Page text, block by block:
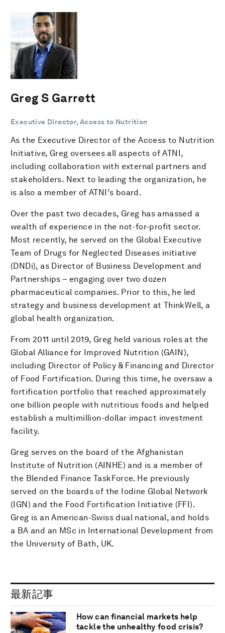
Greg S Garrett
Executive Director, Access to Nutrition
As the Executive Director of the Access to Nutrition
Initiative, Greg oversees all aspects of ATNI,
including collaboration with external partners and
stakeholders. Next to leading the organization, he
is also a member of ATNI's board.
Over the past two decades, Greg has amassed a
wealth of experience in the not-for-profit sector.
Most recently, he served on the Global Executive
Team of Drugs for Neglected Diseases initiative
(DNDi), as Director of Business Development and
Partnerships – engaging over two dozen
pharmaceutical companies. Prior to this, he led
strategy and business development at ThinkWell, a
global health organization.
From 2011 until 2019, Greg held various roles at the
Global Alliance for Improved Nutrition (GAIN),
including Director of Policy & Financing and Director
of Food Fortification. During this time, he oversaw a
fortification portfolio that reached approximately
one billion people with nutritious foods and helped
establish a multimillion-dollar impact investment
facility.
Greg serves on the board of the Afghanistan
Institute of Nutrition (AINHE) and is a member of
the Blended Finance TaskForce. He previously
served on the boards of the Iodine Global Network
(IGN) and the Food Fortification Initiative (FFI).
Greg is an American-Swiss dual national, and holds
a BA and an MSc in International Development from
the University of Bath, UK.
最新記事
How can financial markets help
tackle the unhealthy food crisis?